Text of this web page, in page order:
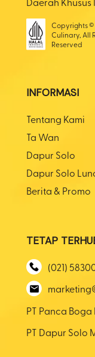
Copyrights ©
Culinary, All
Reserved
INFORMASI
Tentang Kami
Ta Wan
Dapur Solo
Dapur Solo
Berita & Promo
TETAP
(021)
PT Panca
PT Dapur Solo